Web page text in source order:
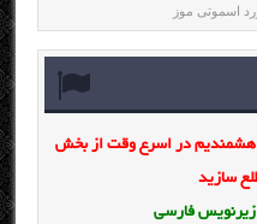
اسموتی موز
در اسرع وقت از بخش
سازید
زیرنویس فارسی